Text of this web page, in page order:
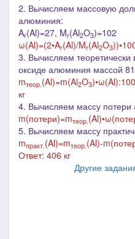
2. Вычисляем массовую
алюминия:
Ar(Al)=27, Mr(Al2O3)=102
ω(Al)=(2•Ar(Al)/Mr(Al2O3
3. Вычисляем
оксиде алюминия массой
mтеор. (Al)=m(Al2O3
кг
4. Вычисляем массу
m(потери)=mтеор.
5. Вычисляем массу
mпракт. (Al)=mтеор. (Al)-
Ответ: 406 кг
Другие